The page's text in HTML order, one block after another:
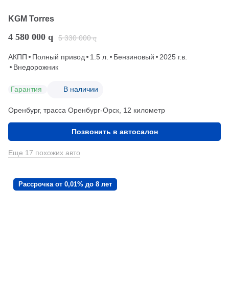
KGM Torres
4 580 000 q 5 330 000 q
АКПП Полный привод 1.5 л. Бензиновый
2025 г.в.
Внедорожник
Гарантия В наличии
Оренбург, трасса Оренбург-Орск, 12 километр
Позвонить в автосалон
Еще 17 похожих авто
Рассрочка от 0,01% до 8 лет